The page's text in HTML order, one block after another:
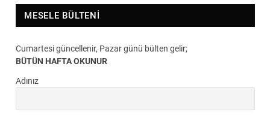
MESELE BÜLTENI
Cumartesi güncellenir, Pazar günü bülten gelir;
BÜTÜN HAFTA OKUNUR
Adınız